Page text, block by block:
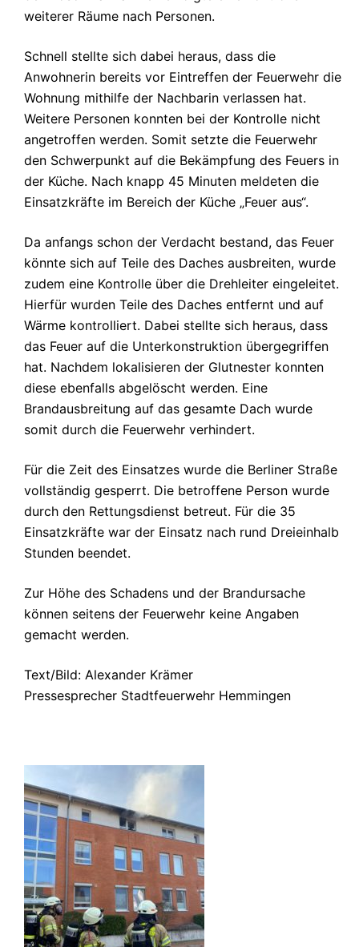
weiterer Räume nach Personen.
Schnell stellte sich dabei heraus, dass die
Anwohnerin bereits vor Eintreffen der Feuerwehr die
Wohnung mithilfe der Nachbarin verlassen hat.
Weitere Personen konnten bei der Kontrolle nicht
angetroffen werden. Somit setzte die Feuerwehr
den Schwerpunkt auf die Bekämpfung des Feuers in
der Küche. Nach knapp 45 Minuten meldeten die
Einsatzkräfte im Bereich der Küche „Feuer aus“.
Da anfangs schon der Verdacht bestand, das Feuer
könnte sich auf Teile des Daches ausbreiten, wurde
zudem eine Kontrolle über die Drehleiter eingeleitet.
Hierfür wurden Teile des Daches entfernt und auf
Wärme kontrolliert. Dabei stellte sich heraus, dass
das Feuer auf die Unterkonstruktion übergegriffen
hat. Nachdem lokalisieren der Glutnester konnten
diese ebenfalls abgelöscht werden. Eine
Brandausbreitung auf das gesamte Dach wurde
somit durch die Feuerwehr verhindert.
Für die Zeit des Einsatzes wurde die Berliner Straße
vollständig gesperrt. Die betroffene Person wurde
durch den Rettungsdienst betreut. Für die 35
Einsatzkräfte war der Einsatz nach rund Dreieinhalb
Stunden beendet.
Zur Höhe des Schadens und der Brandursache
können seitens der Feuerwehr keine Angaben
gemacht werden.
Text/Bild: Alexander Krämer
Pressesprecher Stadtfeuerwehr Hemmingen